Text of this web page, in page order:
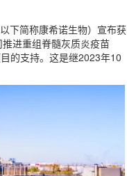
下简称康希诺生物）宣布获
进重组脊髓灰质炎疫苗
的支持。这是继2023年10